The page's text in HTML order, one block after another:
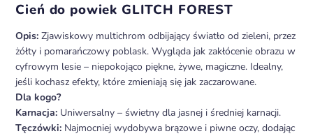
Cień do powiek GLITCH FOREST
Opis: Zjawiskowy multichrom odbijający światło od zieleni, przez
żółty i pomarańczowy poblask. Wygląda jak zakłócenie obrazu w
cyfrowym lesie – niepokojąco piękne, żywe, magiczne. Idealny,
jeśli kochasz efekty, które zmieniają się jak zaczarowane.
Dla kogo?
Karnacja: Uniwersalny – świetny dla jasnej i średniej karnacji.
Tęczówki: Najmocniej wydobywa brązowe i piwne oczy, dodając